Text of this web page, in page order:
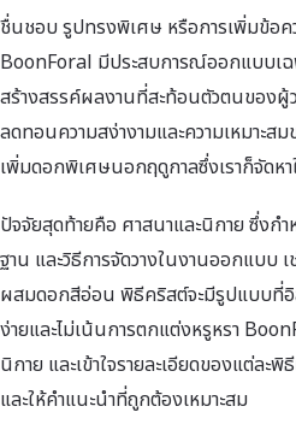
ชื่นชอบ รูปทรงพิเศษ หรือการเพิ่มข้อ
BoonForal มีประสบการณ์ออกแบบเฉ
สร้างสรรค์ผลงานที่สะท้อนตัวตนของผู้ว
ลดทอนความสง่างามและความเหมาะ
เพิ่มดอกพิเศษนอกฤดูกาลซึ่งเราก็จัดหา
ปัจจัยสุดท้ายคือ ศาสนาและนิกาย ซึ่ง
ฐาน และวิธีการจัดวางในงานออกแบบ
ผสมดอกสีอ่อน พิธีคริสต์จะมีรูปแบบที่อิ
ง่ายและไม่เน้นการตกแต่งหรูหรา
นิกาย และเข้าใจรายละเอียดของแต่ล
และให้คำแนะนำที่ถูกต้องเหมาะสม